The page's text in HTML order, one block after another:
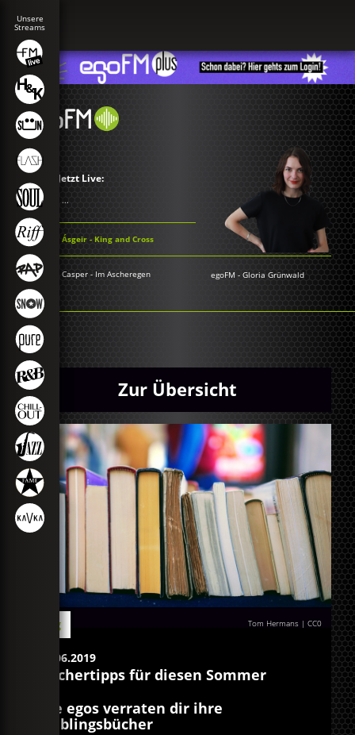
Jetzt Live:
...
Ásgeir - King and Cross
Casper - Im Ascheregen egoFM -Gloria Grünwald
Zur Übersicht
Tom Hermans |CC0
Blog
27.06.2019
Büchertipps für diesen Sommer
Die egos verraten dir ihre
Lieblingsbücher